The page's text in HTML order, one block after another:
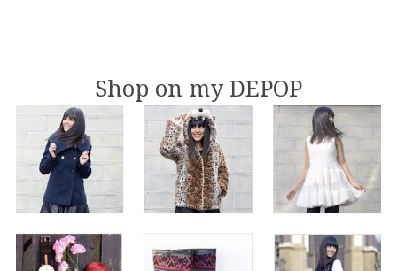
Shop on my DEPOP